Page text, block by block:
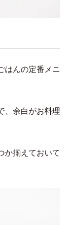
はんの定番メニ
、余白がお料理
か揃えておいて